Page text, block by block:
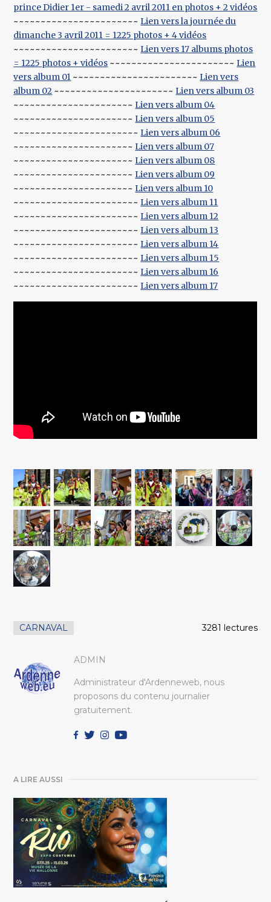
prince Didier 1er - samedi 2 avril 2011 en photos + 2 vidéos
~~~~~~~~~~~~~~~~~~~~~~~Lien vers la journée du
dimanche 3 avril 2011 = 1225 photos + 4 vidéos
~~~~~~~~~~~~~~~~~~~~~~~Lien vers 17 albums photos
= 1225 photos + vidéos ~~~~~~~~~~~~~~~~~~~~~~~Lien
vers album 01 ~~~~~~~~~~~~~~~~~~~~~~~Lien vers
album 02 ~~~~~~~~~~~~~~~~~~~~~~Lien vers album 03
~~~~~~~~~~~~~~~~~~~~~~Lien vers album 04
~~~~~~~~~~~~~~~~~~~~~~Lien vers album 05
~~~~~~~~~~~~~~~~~~~~~~~Lien vers album 06
~~~~~~~~~~~~~~~~~~~~~~Lien vers album 07
~~~~~~~~~~~~~~~~~~~~~~Lien vers album 08
~~~~~~~~~~~~~~~~~~~~~~Lien vers album 09
~~~~~~~~~~~~~~~~~~~~~~Lien vers album 10
~~~~~~~~~~~~~~~~~~~~~~~Lien vers album 11
~~~~~~~~~~~~~~~~~~~~~~~Lien vers album 12
~~~~~~~~~~~~~~~~~~~~~~~Lien vers album 13
~~~~~~~~~~~~~~~~~~~~~~~Lien vers album 14
~~~~~~~~~~~~~~~~~~~~~~~Lien vers album 15
~~~~~~~~~~~~~~~~~~~~~~~Lien vers album 16
~~~~~~~~~~~~~~~~~~~~~~~Lien vers album 17
CARNAVAL 3281 lectures
ADMIN
Administrateur d'Ardenneweb, nous
proposons du contenu journalier
gratuitement.
A LIRE AUSSI